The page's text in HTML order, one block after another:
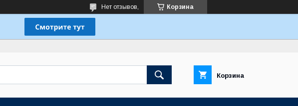
Корзина
Нет отзывов,
Корзина